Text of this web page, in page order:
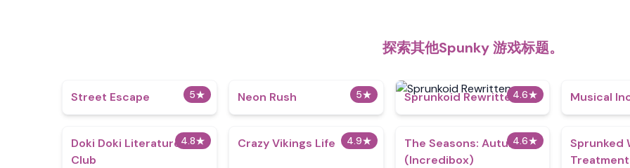
探索其他Spunky 游戏标题。
5★
Street Escape 5★
Neon Rush 4.6★
Sprunkoid Rewritten Musical
4.8★
Doki Doki Literature
Club
4.9★
Crazy Vikings Life 4.6★
The Seasons: Autumn
(Incredibox)
Sprunked
Treatment